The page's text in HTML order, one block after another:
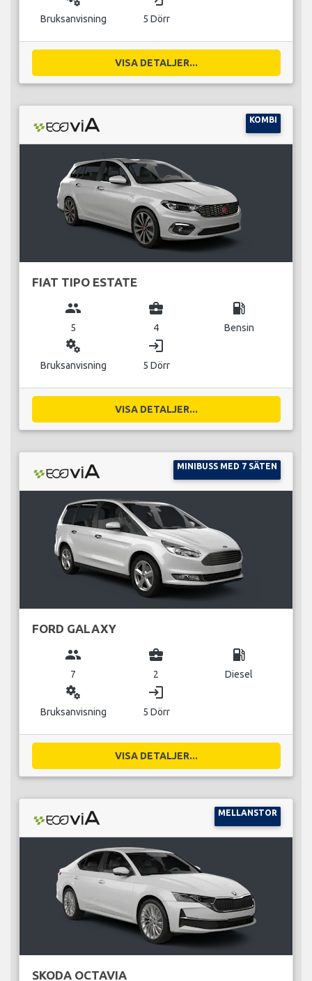
Bruksanvisning 5 Dörr
VISA DETALJER...
KOMBI
FIAT TIPO ESTATE
group
5
business_center
4
local_gas_station
Bensin
miscellaneous_services
Bruksanvisning
login
5 Dörr
VISA DETALJER...
MINIBUSS MED 7 SÄTEN
FORD GALAXY
group
7
business_center
2
local_gas_station
Diesel
miscellaneous_services
Bruksanvisning
login
5 Dörr
VISA DETALJER...
MELLANSTOR
SKODA OCTAVIA